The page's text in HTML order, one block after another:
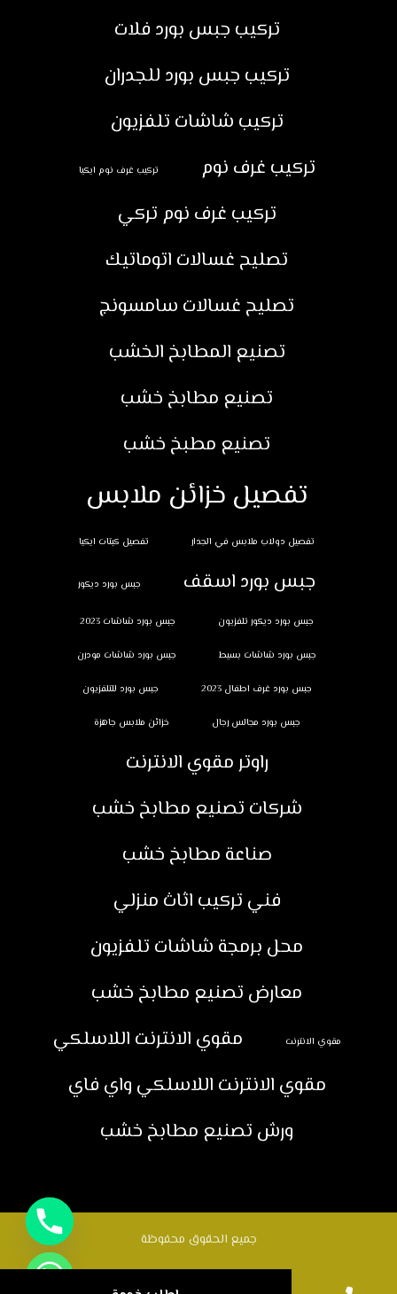
تركيب جبس بورد فلات
تركيب جبس بورد للجدران
تركيب شاشات تلفزيون
تركيب غرف نوم
تركيب غرف نوم ايكيا
تركيب غرف نوم تركي
تصليح غسالات اتوماتيك
تصليح غسالات سامسونج
تصنيع المطابخ الخشب
تصنيع مطابخ خشب
تصنيع مطبخ خشب
تفصيل خزائن ملابس
تفصيل دولاب ملابس في الجدار تفصيل كبتات ايكيا
جبس بورد اسقف جبس بورد ديكور
جبس بورد ديكور تلفزيون جبس بورد شاشات 2023
جبس بورد شاشات بسيط جبس بورد شاشات مودرن
جبس بورد غرف اطفال 2023 جبس بورد للتلفزيون
جبس بورد مجالس رجال خزائن ملابس جاهزة
راوتر مقوي الانترنت
شركات تصنيع مطابخ خشب
صناعة مطابخ خشب
فني تركيب اثاث منزلي
محل برمجة شاشات تلفزيون
معارض تصنيع مطابخ خشب
مقوي الانترنت
مقوي الانترنت اللاسلكي
مقوي الانترنت اللاسلكي واي فاي
ورش تصنيع مطابخ خشب
جميع الحقوق محفوظة